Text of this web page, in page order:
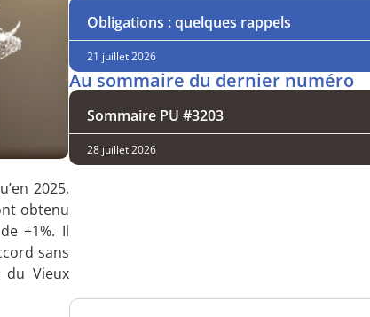
2025,
obtenu
+1%. Il
sans
du Vieux
Obligations : quelques rappels
21 juillet 2026
Au sommaire du dernier numéro
Sommaire PU #3203
28 juillet 2026